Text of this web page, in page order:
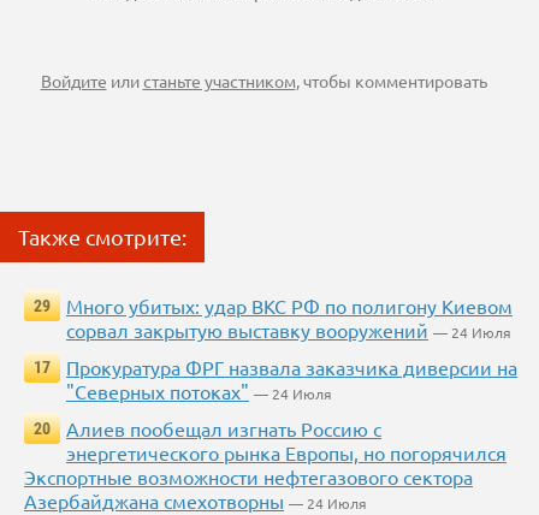
Войдите илистаньте участником, чтобы комментировать
Также смотрите:
29
Много убитых: удар ВКС РФ по полигону Киевом
сорвал закрытую выставку вооружений — 24 Июля
17
Прокуратура ФРГ назвала заказчика диверсии на
"Северных потоках" — 24 Июля
20
Алиев пообещал изгнать Россию с
энергетического рынка Европы, но погорячился
Экспортные возможности нефтегазового сектора
Азербайджана смехотворны — 24 Июля